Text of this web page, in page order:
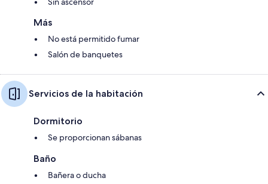
Más
No está permitido fumar
Salón de banquetes
Servicios de la habitación
Dormitorio
Se proporcionan sábanas
Baño
Bañera o ducha